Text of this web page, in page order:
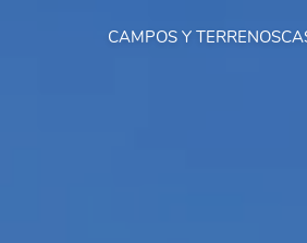
CAMPOS Y TERRENOS